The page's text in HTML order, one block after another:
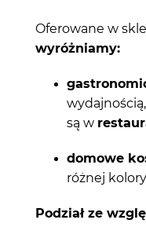
Oferowane w
wyróżniamy:
są w
domowe
różnej
Podział ze